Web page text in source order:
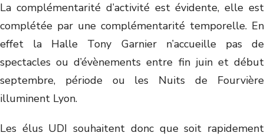
La complémentarité d’activité est évidente, elle est
complétée par une complémentarité temporelle. En
effet la Halle Tony Garnier n’accueille pas de
spectacles ou d’évènements entre fin juin et début
septembre, période ou les Nuits de Fourvière
illuminent Lyon.
Les élus UDI souhaitent donc que soit rapidement